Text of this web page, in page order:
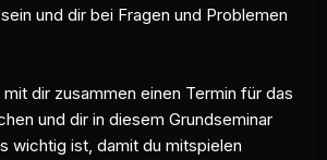
und dir bei Fragen und Problemen
dir zusammen einen Termin für das
und dir in diesem Grundseminar
wichtig ist, damit du mitspielen